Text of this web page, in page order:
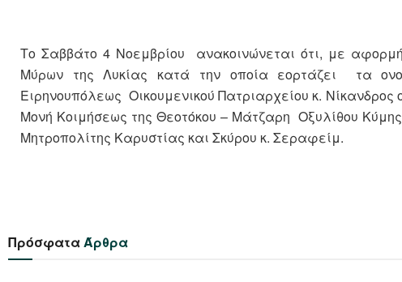
Το Σαββάτο 4 Νοεμβρίου ανακοινώνεται ότι, με
Μύρων της Λυκίας κατά την οποία εορτάζει τα
Ειρηνουπόλεως Οικουμενικού Πατριαρχείου κ.
Μονή Κοιμήσεως της Θεοτόκου – Μάτζαρη Οξυλίθου
Μητροπολίτης Καρυστίας και Σκύρου κ. Σεραφείμ.
ΠρόσφαταΆρθρα